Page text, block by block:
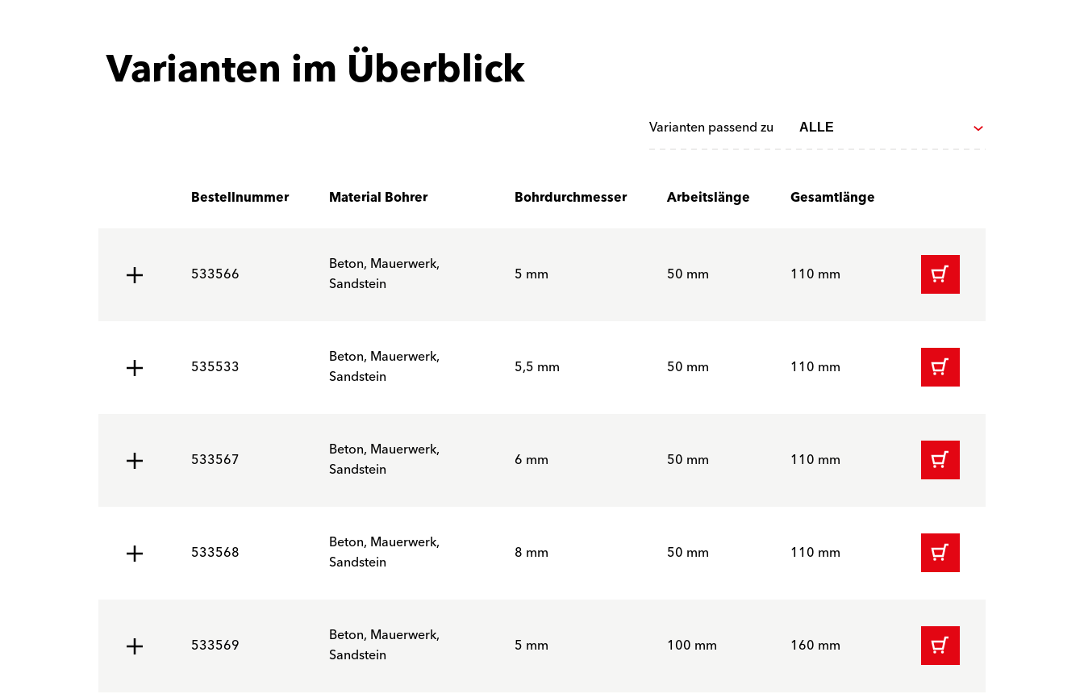
Varianten im Überblick
Varianten passend zu
Bestellnummer Material Bohrer Bohrdurchmesser Arbeitslänge Gesamtlänge
533566
Beton, Mauerwerk,
Sandstein
5 mm 50 mm 110 mm
535533
Beton, Mauerwerk,
Sandstein
5,5 mm 50 mm 110 mm
533567
Beton, Mauerwerk,
Sandstein
6 mm 50 mm 110 mm
533568
Beton, Mauerwerk,
Sandstein
8 mm 50 mm 110 mm
533569
Beton, Mauerwerk,
Sandstein
5 mm 100 mm 160 mm